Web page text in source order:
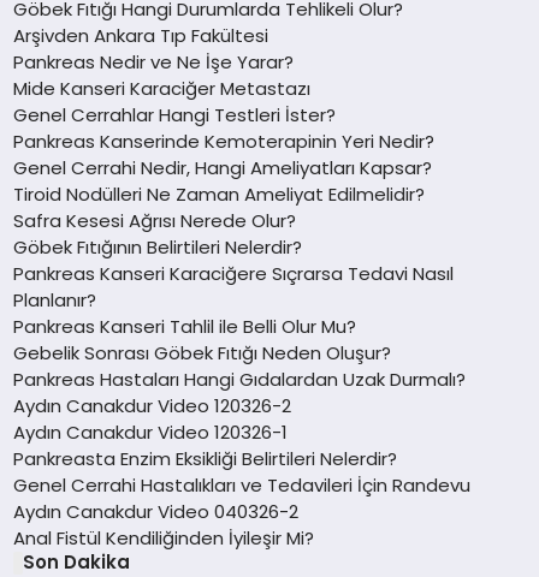
Göbek Fıtığı Hangi Durumlarda Tehlikeli Olur?
Arşivden Ankara Tıp Fakültesi
Pankreas Nedir ve Ne İşe Yarar?
Mide Kanseri Karaciğer Metastazı
Genel Cerrahlar Hangi Testleri İster?
Pankreas Kanserinde Kemoterapinin Yeri Nedir?
Genel Cerrahi Nedir, Hangi Ameliyatları Kapsar?
Tiroid Nodülleri Ne Zaman Ameliyat Edilmelidir?
Safra Kesesi Ağrısı Nerede Olur?
Göbek Fıtığının Belirtileri Nelerdir?
Pankreas Kanseri Karaciğere Sıçrarsa Tedavi Nasıl
Planlanır?
Pankreas Kanseri Tahlil ile Belli Olur Mu?
Gebelik Sonrası Göbek Fıtığı Neden Oluşur?
Pankreas Hastaları Hangi Gıdalardan Uzak Durmalı?
Aydın Canakdur Video 120326-2
Aydın Canakdur Video 120326-1
Pankreasta Enzim Eksikliği Belirtileri Nelerdir?
Genel Cerrahi Hastalıkları ve Tedavileri İçin Randevu
Aydın Canakdur Video 040326-2
Anal Fistül Kendiliğinden İyileşir Mi?
Son Dakika